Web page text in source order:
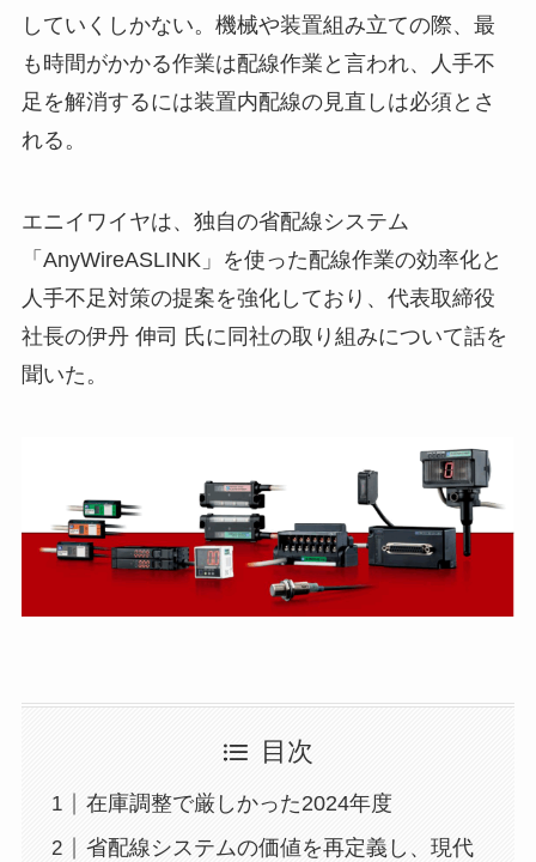
していくしかない。機械や装置組み立ての際、最
も時間がかかる作業は配線作業と言われ、人手不
足を解消するには装置内配線の見直しは必須とさ
れる。
エニイワイヤは、独自の省配線システム
「AnyWireASLINK」を使った配線作業の効率化と
人手不足対策の提案を強化しており、代表取締役
社長の伊丹 伸司 氏に同社の取り組みについて話を
聞いた。
目次
在庫調整で厳しかった2024年度
省配線システムの価値を再定義し、現代